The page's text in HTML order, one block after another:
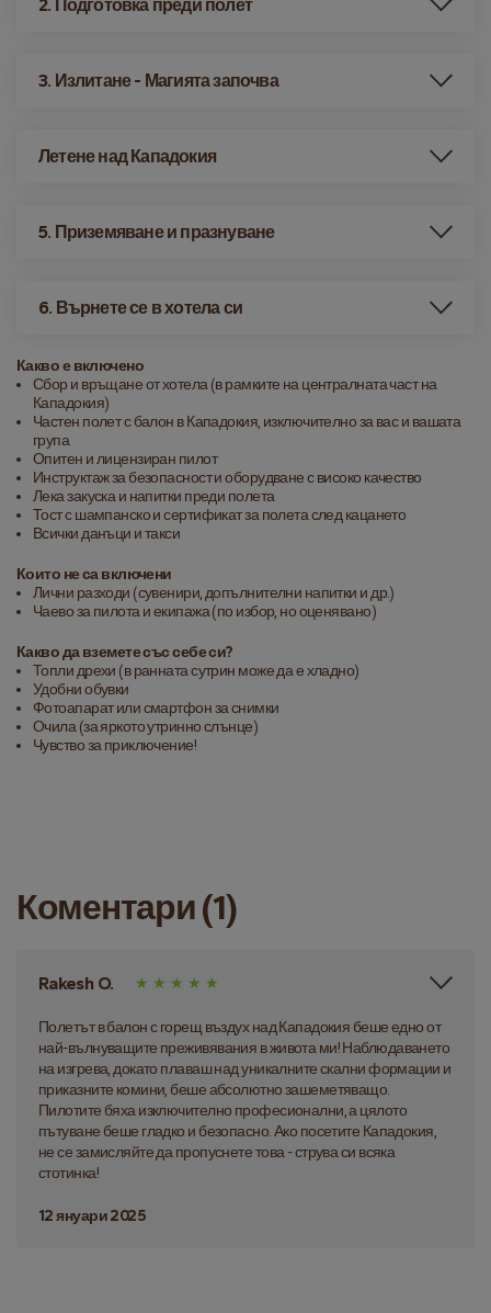
2. Подготовка преди полет
3. Излитане - Магията започва
Летене над Кападокия
5. Приземяване и празнуване
6. Върнете се в хотела си
Какво е включено
Сбор и връщане от хотела (в рамките на централната част на
Кападокия)
Частен полет с балон в Кападокия, изключително за вас и вашата
група
Опитен и лицензиран пилот
Инструктаж за безопасност и оборудване с високо качество
Лека закуска и напитки преди полета
Тост с шампанско и сертификат за полета след кацането
Всички данъци и такси
Които не са включени
Лични разходи (сувенири, допълнителни напитки и др.)
Чаево за пилота и екипажа (по избор, но оценявано)
Какво да вземете със себе си?
Топли дрехи (в ранната сутрин може да е хладно)
Удобни обувки
Фотоапарат или смартфон за снимки
Очила (за яркото утринно слънце)
Чувство за приключение!
Коментари (1)
Rakesh O.
Полетът в балон с горещ въздух над Кападокия беше едно от
най-вълнуващите преживявания в живота ми! Наблюдаването
на изгрева, докато плаваш над уникалните скални формации и
приказните комини, беше абсолютно зашеметяващо.
Пилотите бяха изключително професионални, а цялото
пътуване беше гладко и безопасно. Ако посетите Кападокия,
не се замисляйте да пропуснете това - струва си всяка
стотинка!
12 януари 2025